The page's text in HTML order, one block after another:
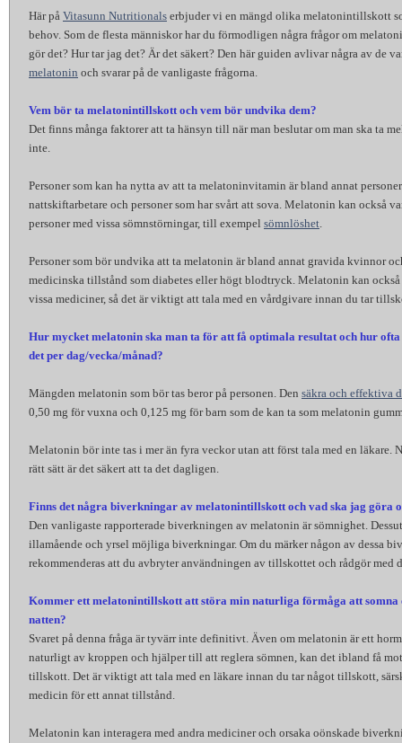
Här på Vitasunn Nutritionals erbjuder vi en mängd olika melatonintillskott
behov. Som de flesta människor har du förmodligen några frågor om
gör det? Hur tar jag det? Är det säkert? Den här guiden avlivar några av de
melatonin och svarar på de vanligaste frågorna.
Vem bör ta melatonintillskott och vem bör undvika dem?
Det finns många faktorer att ta hänsyn till när man beslutar om man ska ta
inte.
Personer som kan ha nytta av att ta melatoninvitamin är bland annat
nattskiftarbetare och personer som har svårt att sova. Melatonin kan också
personer med vissa sömnstörningar, till exempel sömnlöshet
Personer som bör undvika att ta melatonin är bland annat gravida kvinnor
medicinska tillstånd som diabetes eller högt blodtryck. Melatonin kan också
vissa mediciner, så det är viktigt att tala med en vårdgivare innan du tar
Hur mycket melatonin ska man ta för att få optimala resultat och hur
det per dag/vecka/månad?
Mängden melatonin som bör tas beror på personen. Den säkra och effektiva
0,50 mg för vuxna och 0,125 mg för barn som de kan ta som melatonin
Melatonin bör inte tas i mer än fyra veckor utan att först tala med en läkare.
rätt sätt är det säkert att ta det dagligen.
Finns det några biverkningar av melatonintillskott och vad ska jag göra
Den vanligaste rapporterade biverkningen av melatonin är sömnighet.
illamående och yrsel möjliga biverkningar. Om du märker någon av dessa
rekommenderas att du avbryter användningen av tillskottet och rådgör med
Kommer ett melatonintillskott att störa min naturliga förmåga att somna
natten?
Svaret på denna fråga är tyvärr inte definitivt. Även om melatonin är ett
naturligt av kroppen och hjälper till att reglera sömnen, kan det ibland få
tillskott. Det är viktigt att tala med en läkare innan du tar något tillskott,
medicin för ett annat tillstånd.
Melatonin kan interagera med andra mediciner och orsaka oönskade